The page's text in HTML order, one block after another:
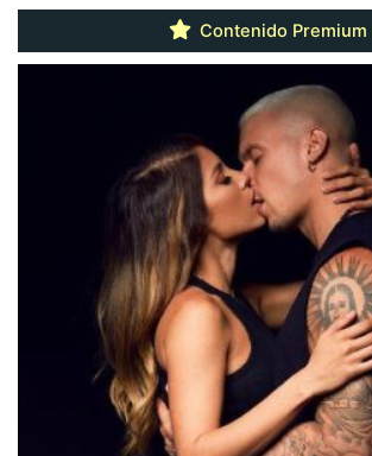
Contenido Premium